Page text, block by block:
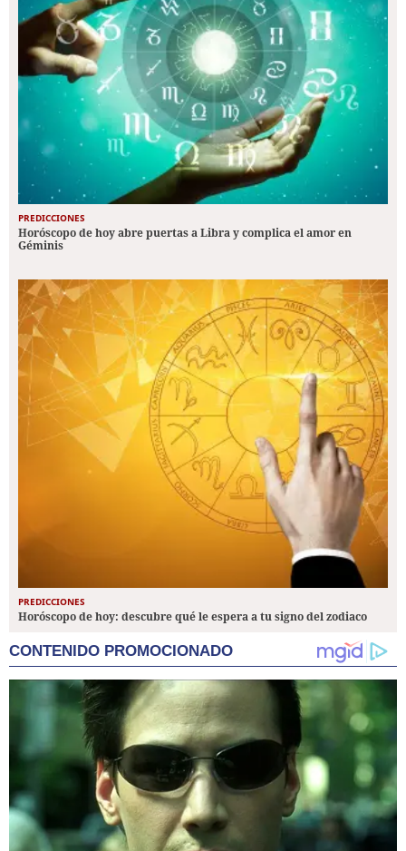
PREDICCIONES
Horóscopo de hoy abre puertas a Libra y complica el amor en
Géminis
PREDICCIONES
Horóscopo de hoy: descubre qué le espera a tu signo del zodiaco
CONTENIDO PROMOCIONADO